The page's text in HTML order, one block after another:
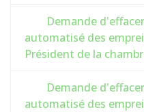
Demande
automatisé des
Président de la
Demande
automatisé des